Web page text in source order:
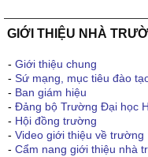
GIỚI THIỆU NHÀ
- Giới thiệu chung
- Sứ mạng, mục tiêu đào
- Ban giám hiệu
- Đảng bộ Trường Đại học
- Hội đồng trường
- Video giới thiệu về trường
- Cẩm nang giới thiệu nhà